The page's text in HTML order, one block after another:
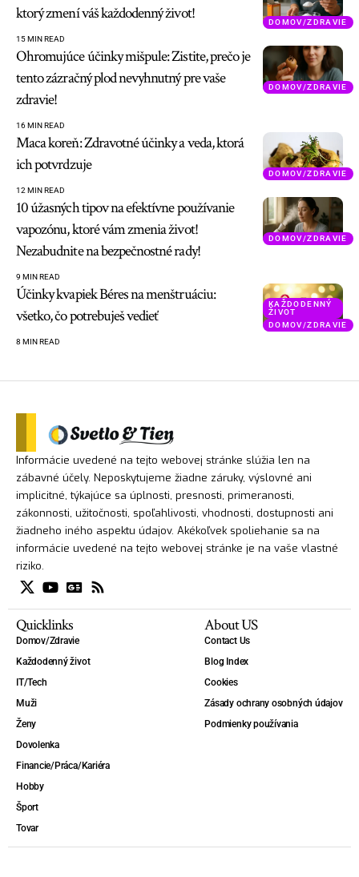
DOMOV/ZDRAVIE
ktorý zmení váš každodenný život!
15 MIN READ
DOMOV/ZDRAVIE
Ohromujúce účinky mišpule: Zistite, prečo je
tento zázračný plod nevyhnutný pre vaše
zdravie!
16 MIN READ
DOMOV/ZDRAVIE
Maca koreň: Zdravotné účinky a veda, ktorá
ich potvrdzuje
12 MIN READ
DOMOV/ZDRAVIE
10 úžasných tipov na efektívne používanie
vapozónu, ktoré vám zmenia život!
Nezabudnite na bezpečnostné rady!
9 MIN READ
KAŽDODENNÝ
ŽIVOT
DOMOV/ZDRAVIE
Účinky kvapiek Béres na menštruáciu:
všetko, čo potrebuješ vedieť
8 MIN READ
Informácie uvedené na tejto webovej stránke slúžia len na
zábavné účely. Neposkytujeme žiadne záruky, výslovné ani
implicitné, týkajúce sa úplnosti, presnosti, primeranosti,
zákonnosti, užitočnosti, spoľahlivosti, vhodnosti, dostupnosti ani
žiadneho iného aspektu údajov. Akékoľvek spoliehanie sa na
informácie uvedené na tejto webovej stránke je na vaše vlastné
riziko.
Quicklinks
Domov/Zdravie
Každodenný život
IT/Tech
Muži
Ženy
Dovolenka
Financie/Práca/Kariéra
Hobby
Šport
Tovar
About US
Contact Us
Blog Index
Cookies
Zásady ochrany osobných údajov
Podmienky používania